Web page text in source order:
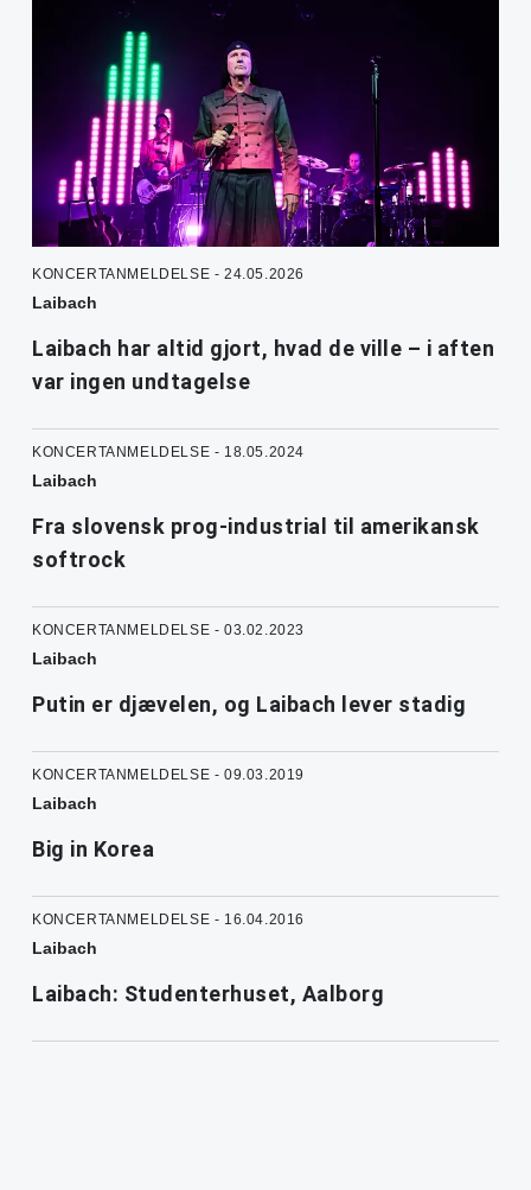
KONCERTANMELDELSE - 24.05.2026
Laibach
Laibach har altid gjort, hvad de ville – i aften
var ingen undtagelse
KONCERTANMELDELSE - 18.05.2024
Laibach
Fra slovensk prog-industrial til amerikansk
softrock
KONCERTANMELDELSE - 03.02.2023
Laibach
Putin er djævelen, og Laibach lever stadig
KONCERTANMELDELSE - 09.03.2019
Laibach
Big in Korea
KONCERTANMELDELSE - 16.04.2016
Laibach
Laibach: Studenterhuset, Aalborg